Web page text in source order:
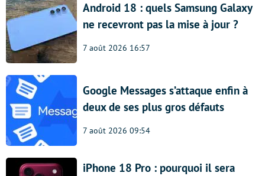
Android 18 : quels Samsung Galaxy
ne recevront pas la mise à jour ?
7 août 2026 16:57
Google Messages s’attaque enfin à
deux de ses plus gros défauts
7 août 2026 09:54
iPhone 18 Pro : pourquoi il sera